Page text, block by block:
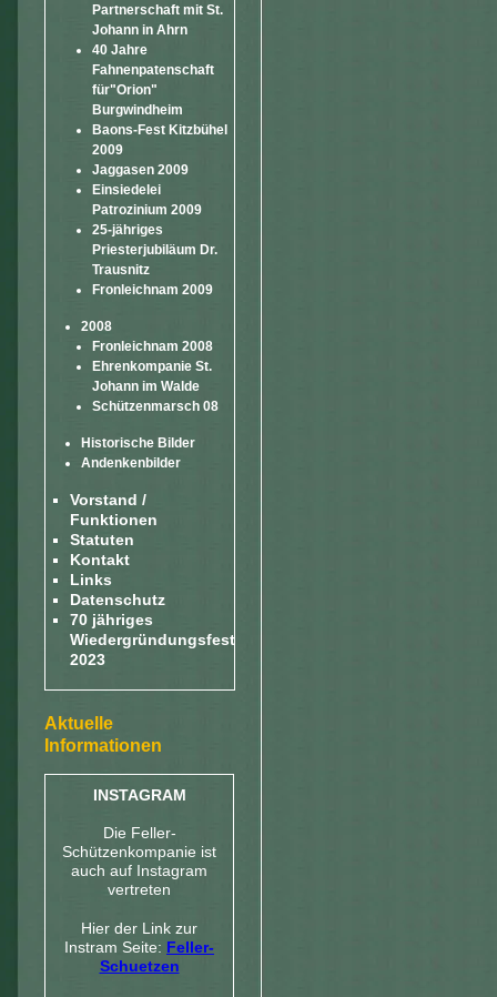
Partnerschaft mit St.
Johann in Ahrn
40 Jahre
Fahnenpatenschaft
für"Orion"
Burgwindheim
Baons-Fest Kitzbühel
2009
Jaggasen 2009
Einsiedelei
Patrozinium 2009
25-jähriges
Priesterjubiläum Dr.
Trausnitz
Fronleichnam 2009
2008
Fronleichnam 2008
Ehrenkompanie St.
Johann im Walde
Schützenmarsch 08
Historische Bilder
Andenkenbilder
Vorstand /
Funktionen
Statuten
Kontakt
Links
Datenschutz
70 jähriges
Wiedergründungsfest
2023
Aktuelle
Informationen
INSTAGRAM
Die Feller-
Schützenkompanie ist
auch auf Instagram
vertreten
Hier der Link zur
Instram Seite: Feller-
Schuetzen